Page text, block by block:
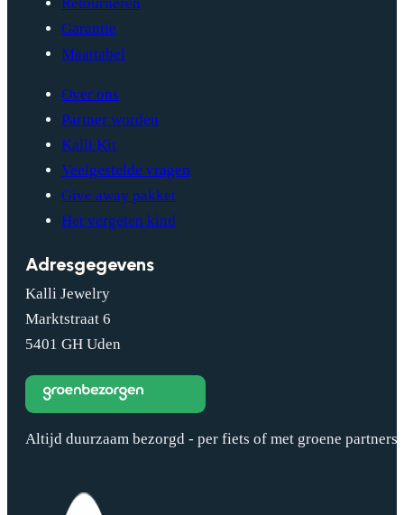
Retourneren
Garantie
Maattabel
Over ons
Partner worden
Kalli Kit
Veelgestelde vragen
Give away pakket
Het vergeten kind
Adresgegevens
Kalli Jewelry
Marktstraat 6
5401 GH Uden
Altijd duurzaam bezorgd - per fiets of met groene partners